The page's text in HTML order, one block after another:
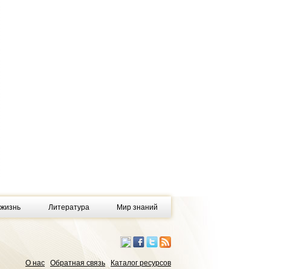
Литература Мир знаний
О нас Обратная связь Каталог ресурсов